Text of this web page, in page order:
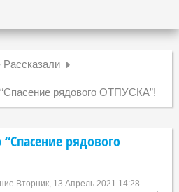
рядового ОТПУСКА”!
рядового
Вторник, 13 Апрель 2021 14:28